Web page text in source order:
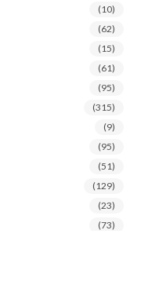
(10)
(62)
(15)
(61)
(95)
(315)
(9)
(95)
(51)
(129)
(23)
(73)